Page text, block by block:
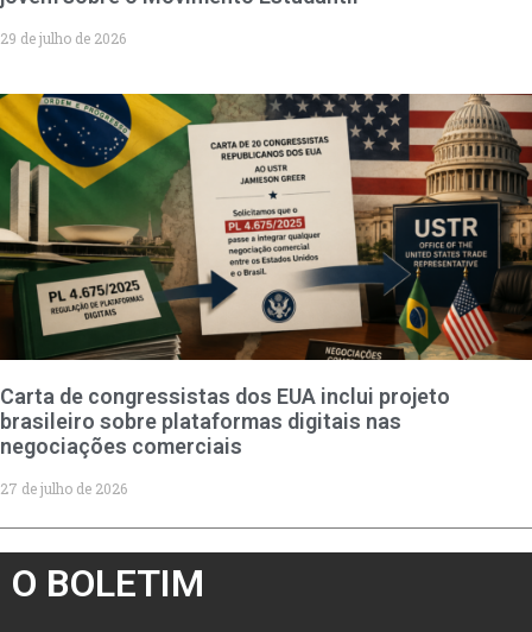
29 de julho de 2026
Carta de congressistas dos EUA inclui projeto
brasileiro sobre plataformas digitais nas
negociações comerciais
27 de julho de 2026
O BOLETIM